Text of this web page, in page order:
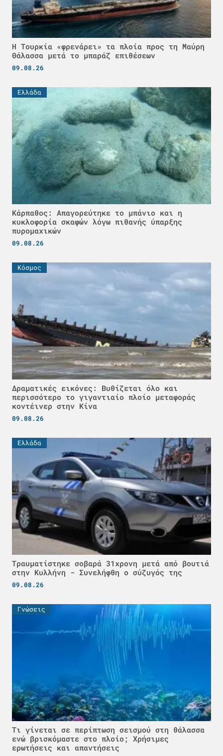
Η Τουρκία «φρενάρει» τα πλοία προς τη Μαύρη
Θάλασσα μετά το μπαράζ επιθέσεων
09.08.26
Ελλάδα
Κάρπαθος: Απαγορεύτηκε το μπάνιο και η
κυκλοφορία σκαφών λόγω πιθανής ύπαρξης
πυρομαχικών
09.08.26
Κόσμος
Δραματικές εικόνες: Βυθίζεται όλο και
περισσότερο το γιγαντιαίο πλοίο μεταφοράς
κοντέινερ στην Κίνα
09.08.26
Ελλάδα
Τραυματίστηκε σοβαρά 31χρονη μετά από βουτιά
στην Κυλλήνη - Συνελήφθη ο σύζυγός της
09.08.26
Γνώσεις
Τι γίνεται σε περίπτωση σεισμού στη θάλασσα
ενώ βρισκόμαστε στο πλοίο; Χρήσιμες
ερωτήσεις και απαντήσεις